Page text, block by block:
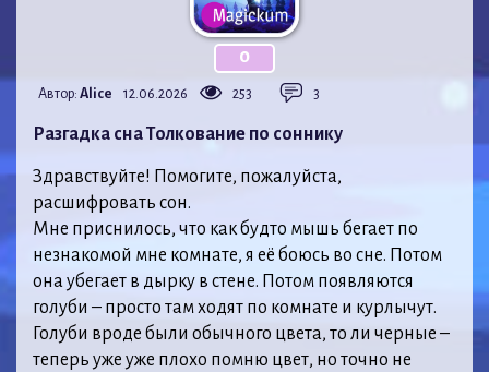
0
Автор: Alice 12.06.2026 253 3
Разгадка сна Толкование по соннику
Здравствуйте! Помогите, пожалуйста,
расшифровать сон.
Мне приснилось, что как будто мышь бегает по
незнакомой мне комнате, я её боюсь во сне. Потом
она убегает в дырку в стене. Потом появляются
голуби – просто там ходят по комнате и курлычут.
Голуби вроде были обычного цвета, то ли черные –
теперь уже уже плохо помню цвет, но точно не